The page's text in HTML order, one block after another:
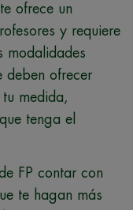
ofrece un
y requiere
modalidades
deben ofrecer
medida,
tenga el
FP contar con
te hagan más